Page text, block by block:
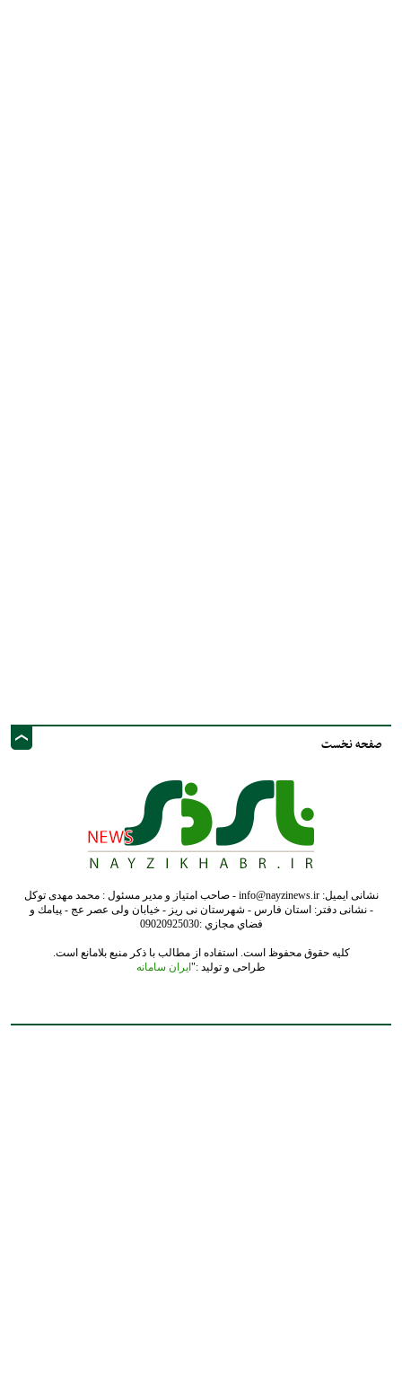
صفحه نخست
نشانی ایمیل: info@nayzinews.ir - صاحب امتیاز و مدیر مسئول : محمد مهدی توکل
- نشانی دفتر: استان فارس - شهرستان نی ریز - خیابان ولی عصر عج - پيامك و
فضاي مجازي :09020925030
کلیه حقوق محفوظ است. استفاده از مطالب با ذکر منبع بلامانع است.
طراحی و تولید :"ایران سامانه